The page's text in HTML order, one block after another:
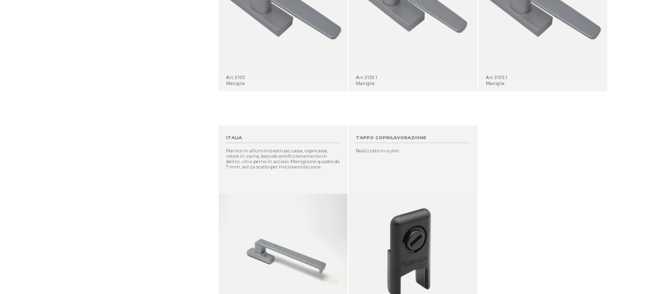
Art. 3105
Maniglie
Art. 3103.1
Maniglie
Art. 3105.1
Maniglie
ITALIA
Manico in alluminio estruso; cassa, copricassa,
rotore in zama; boccole antifrizionamento in
delrin, viti e perno in acciaio. Maniglione quadro da
7 mm, senza scatto per microventilazione
TAPPO COPRILAVORAZIONE
Realizzato in nylon